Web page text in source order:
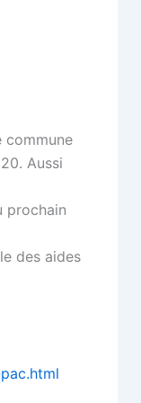
commune
Aussi
prochain
des aides